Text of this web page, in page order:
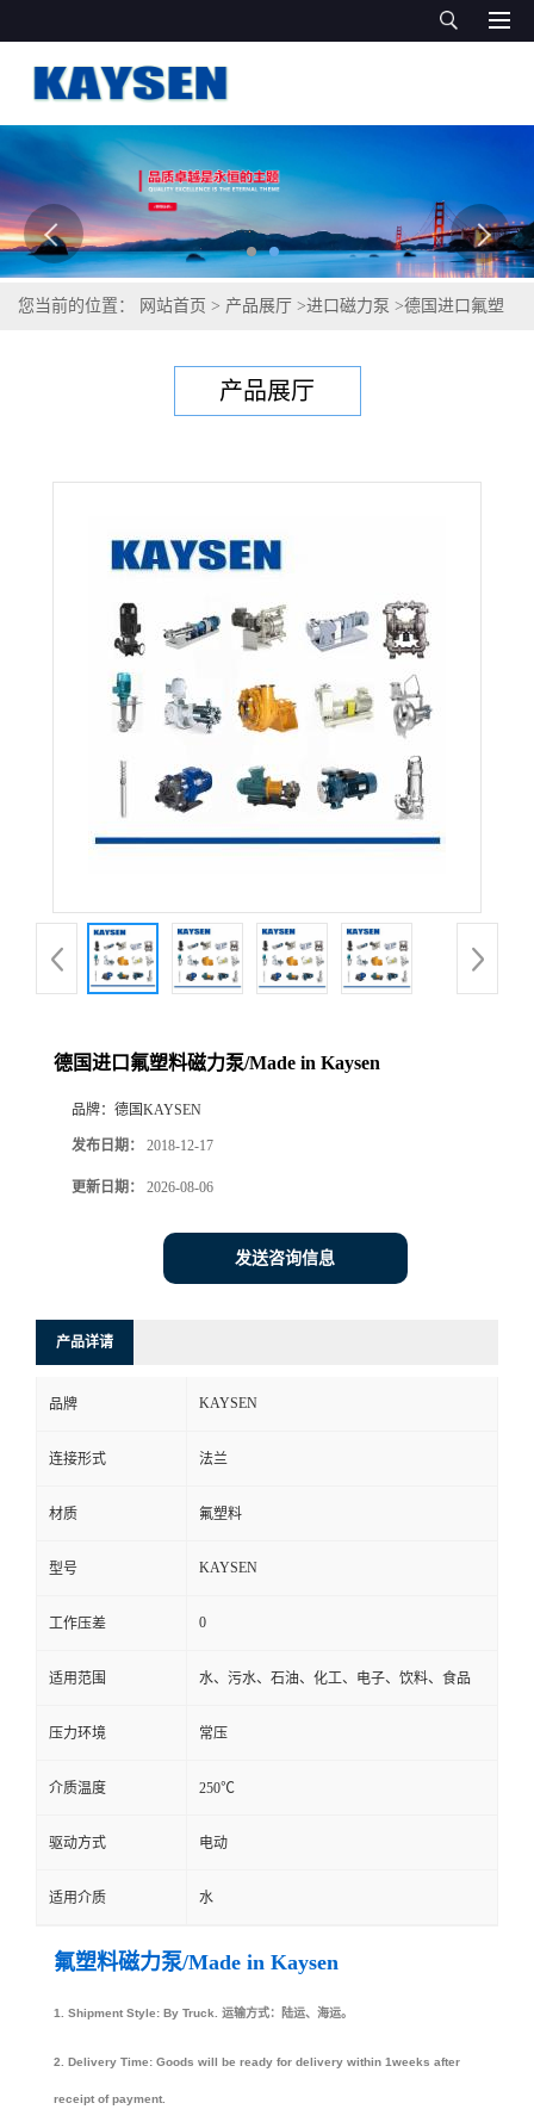
您当前的位置： 网站首页 > 产品展厅 >进口磁力泵 >德国进口氟塑
产品展厅
德国进口氟塑料磁力泵/Made in Kaysen
品牌： 德国KAYSEN
发布日期： 2018-12-17
更新日期： 2026-08-06
发送咨询信息
产品详请
品牌 KAYSEN
连接形式 法兰
材质 氟塑料
型号 KAYSEN
工作压差 0
适用范围 水、污水、石油、化工、电子、饮料、食品
压力环境 常压
介质温度 250℃
驱动方式 电动
适用介质 水
氟塑料磁力泵/Made in Kaysen
1. Shipment Style: By Truck. 运输方式：陆运、海运。
2. Delivery Time: Goods will be ready for delivery within 1weeks after
receipt of payment.